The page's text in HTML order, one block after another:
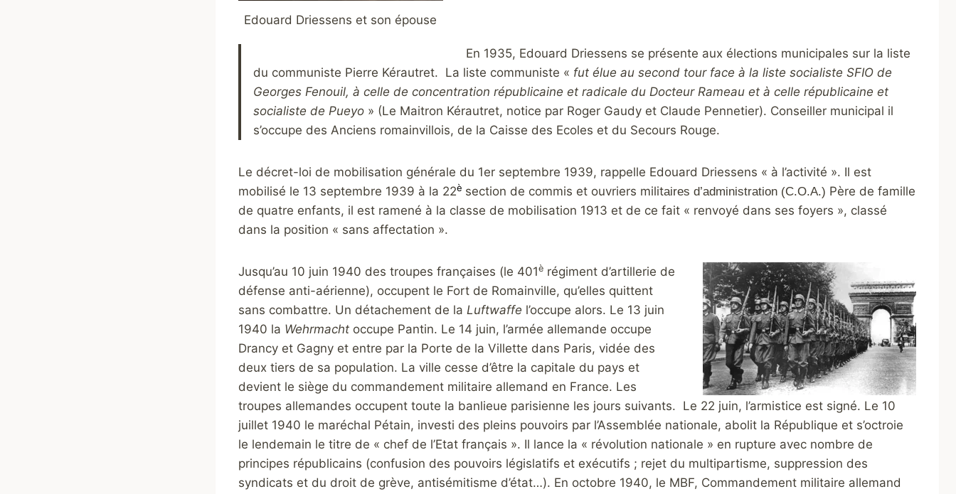
Edouard Driessens et son épouse
En 1935, Edouard Driessens se présente aux élections municipales sur la liste
du communiste Pierre Kérautret. La liste communiste « fut élue au second tour face à la liste socialiste SFIO de
Georges Fenouil, à celle de concentration républicaine et radicale du Docteur Rameau et à celle républicaine et
socialiste de Pueyo» (Le Maitron Kérautret, notice par Roger Gaudy et Claude Pennetier). Conseiller municipal il
s’occupe des Anciens romainvillois, de la Caisse des Ecoles et du Secours Rouge.
Le décret-loi de mobilisation générale du 1er septembre 1939, rappelle Edouard Driessens « à l’activité ». Il est
mobilisé le 13 septembre 1939 à la 22è section de commis et ouvriers militaires d’administration (C.O.A.) Père de famille
de quatre enfants, il est ramené à la classe de mobilisation 1913 et de ce fait « renvoyé dans ses foyers », classé
dans la position « sans affectation ».
Jusqu’au 10 juin 1940 des troupes françaises (le 401èrégiment d’artillerie de
défense anti-aérienne), occupent le Fort de Romainville, qu’elles quittent
sans combattre. Un détachement de la Luftwaffe l’occupe alors. Le 13 juin
1940 la Wehrmachtoccupe Pantin. Le 14 juin, l’armée allemande occupe
Drancy et Gagny et entre par la Porte de la Villette dans Paris, vidée des
deux tiers de sa population. La ville cesse d’être la capitale du pays et
devient le siège du commandement militaire allemand en France. Les
troupes allemandes occupent toute la banlieue parisienne les jours suivants. Le 22 juin, l’armistice est signé. Le 10
juillet 1940 le maréchal Pétain, investi des pleins pouvoirs par l’Assemblée nationale, abolit la République et s’octroie
le lendemain le titre de « chef de l’Etat français ». Il lance la « révolution nationale » en rupture avec nombre de
principes républicains (confusion des pouvoirs législatifs et exécutifs ; rejet du multipartisme, suppression des
syndicats et du droit de grève, antisémitisme d’état…). En octobre 1940, le MBF, Commandement militaire allemand